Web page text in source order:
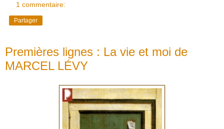
1 commentaire:
Partager
Premières lignes : La vie et moi de
MARCEL LÉVY